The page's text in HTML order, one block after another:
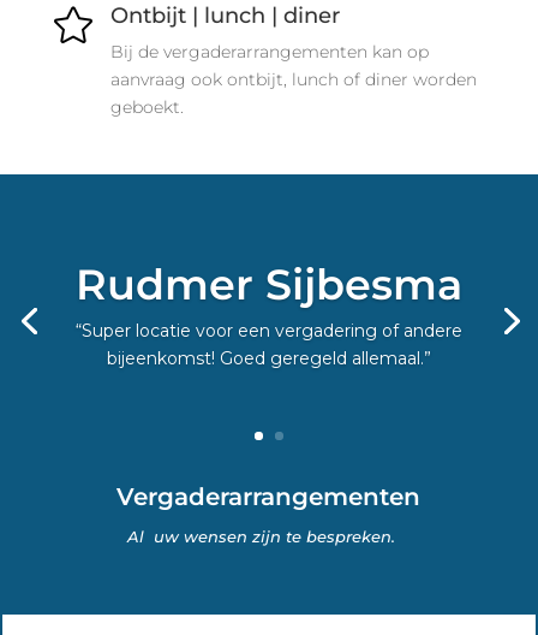
 Ontbijt | lunch | diner
Bij de vergaderarrangementen kan op
aanvraag ook ontbijt, lunch of diner worden
geboekt.
Rudmer Sijbesma
“Super locatie voor een vergadering of andere
bijeenkomst! Goed geregeld allemaal.”
Vergaderarrangementen
Al uw wensen zijn te bespreken.